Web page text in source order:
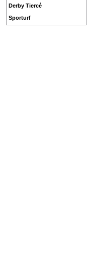
Derby Tiercé
Sporturf